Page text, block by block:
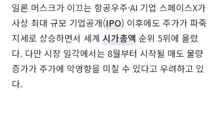
일론 머스크가 이끄는 항공우주·AI 기업 스페이스X가
사상 최대 규모 기업공개(IPO) 이후에도 주가가 파죽
지세로 상승하면서 세계 시가총액 순위 5위에 올랐
다. 다만 시장 일각에서는 8월부터 시작될 매도 물량
증가가 주가에 악영향을 미칠 수 있다고 우려하고 있
다.